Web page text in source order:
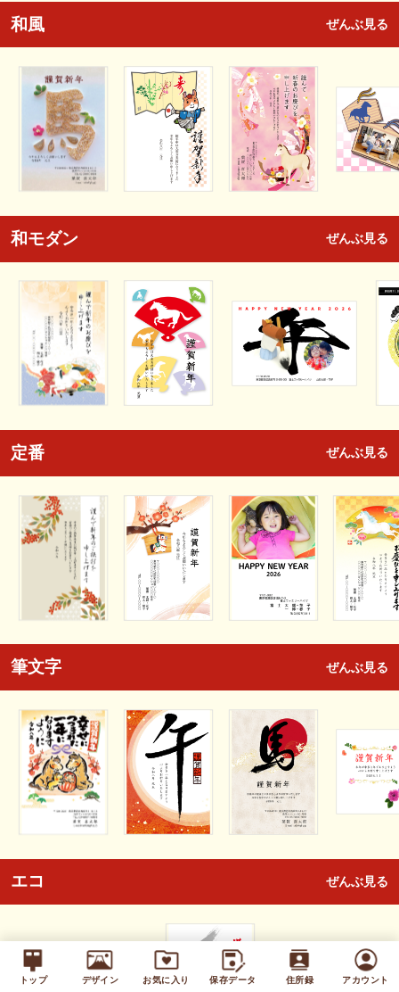
トップ デザイン お気に入り 保存データ 住所録 アカウント
和風 ぜんぶ見る
和モダン ぜんぶ見る
定番 ぜんぶ見る
筆文字 ぜんぶ見る
エコ ぜんぶ見る